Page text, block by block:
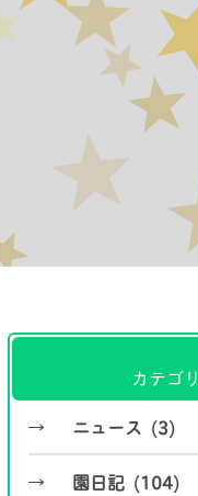
カテゴリ
ニュース (3)
園日記 (104)